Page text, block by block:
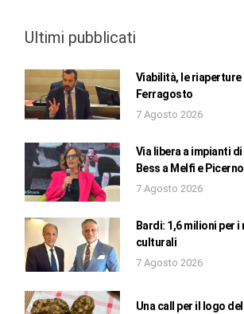
Ultimi pubblicati
Viabilità, le riaperture
Ferragosto
7 Agosto 2026
Via libera a impianti
Bess a Melfi e Picerno
7 Agosto 2026
Bardi: 1,6 milioni per
culturali
7 Agosto 2026
Una call per il logo